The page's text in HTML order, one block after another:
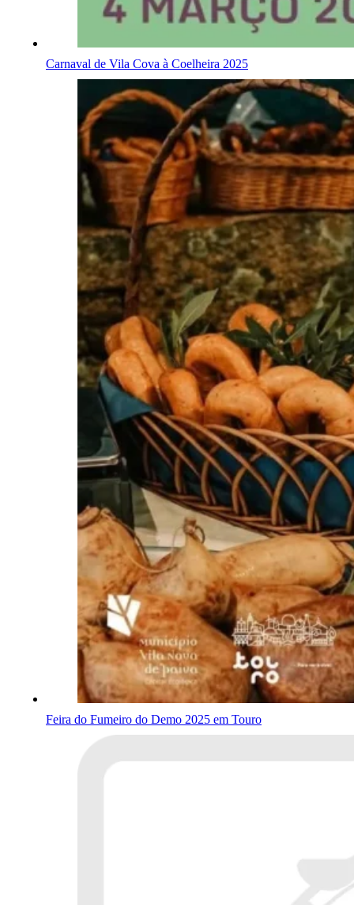
Carnaval de Vila Cova à Coelheira 2025
Feira do Fumeiro do Demo 2025 em Touro